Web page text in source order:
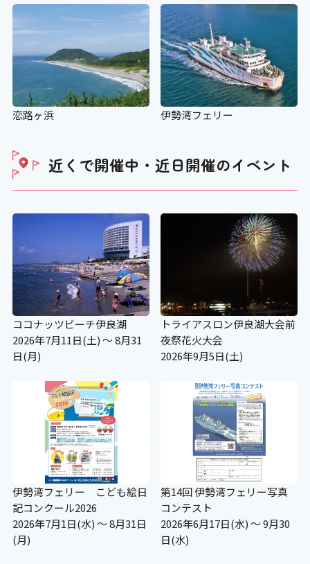
恋路ヶ浜 伊勢湾フェリー
近くで開催中・近日開催のイベント
ココナッツビーチ伊良湖
2026年7月11日(土) ～ 8月31
日(月)
トライアスロン伊良湖大会前
夜祭花火大会
2026年9月5日(土)
伊勢湾フェリー こども絵日
記コンクール2026
2026年7月1日(水) ～ 8月31日
(月)
第14回 伊勢湾フェリー写真
コンテスト
2026年6月17日(水) ～ 9月30
日(水)